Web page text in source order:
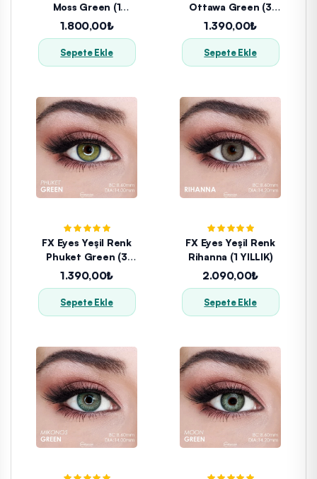
Moss Green (1
YILLIK)
1.800,00₺
Sepete Ekle
Ottawa Green (3
Aylık)
1.390,00₺
Sepete Ekle
FX Eyes Yeşil Renk
Phuket Green (3
Aylık)
1.390,00₺
Sepete Ekle
FX Eyes Yeşil Renk
Rihanna (1 YILLIK)
2.090,00₺
Sepete Ekle